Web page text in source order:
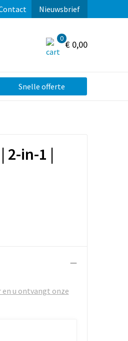
Nieuwsbrief
0
€ 0,00
Snelle offerte
2-in-1 |
en u ontvangt onze